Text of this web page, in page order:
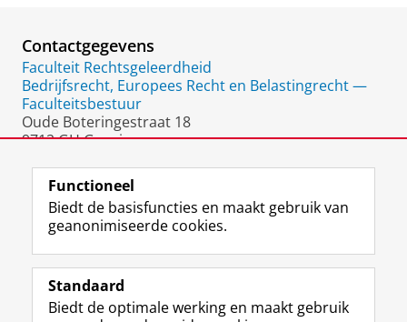
Contactgegevens
Faculteit Rechtsgeleerdheid
Bedrijfsrecht, Europees Recht en Belastingrecht —
Faculteitsbestuur
Oude Boteringestraat 18
9712 GH Groningen
Volg de RUG
F
a
e
L
i
k
R
S
-
I
n
t
Y
o
T
Studiekiezers
Functioneel
Biedt de basisfuncties en maakt gebruik van
geanonimiseerde cookies.
Standaard
Biedt de optimale werking en maakt gebruik